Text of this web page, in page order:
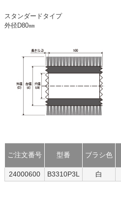
スタンダードタイプ
外径D80㎜
ご注文番号 型番 ブラシ色
24000600
B3310P3L 白